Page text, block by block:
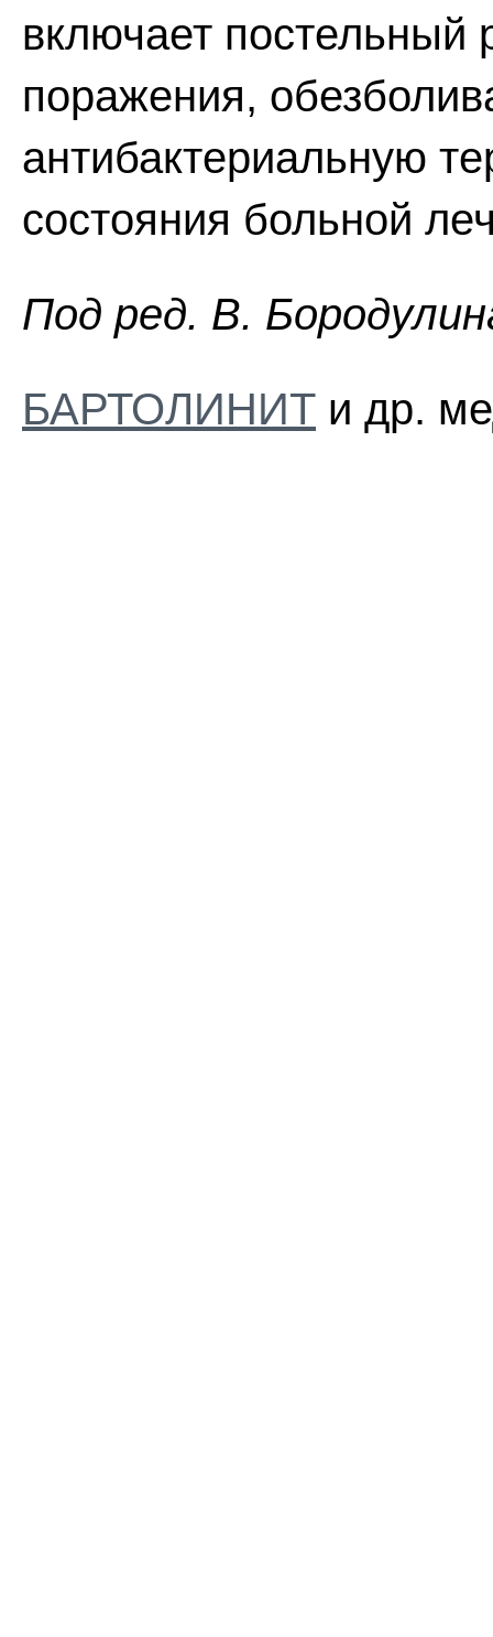
включает постельный
поражения,
антибактериальную
состояния больной
Пoд peд. B.
БАРТОЛИНИТ и др.